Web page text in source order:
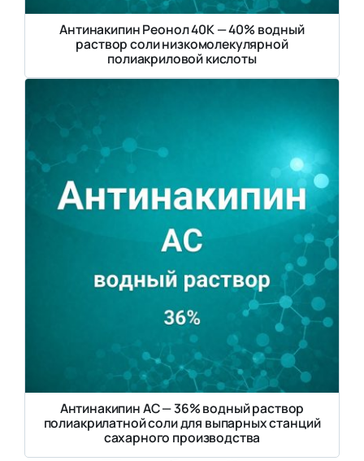
Антинакипин Реонол 40К — 40% водный
раствор соли низкомолекулярной
полиакриловой кислоты
Антинакипин АС — 36% водный раствор
полиакрилатной соли для выпарных станций
сахарного производства